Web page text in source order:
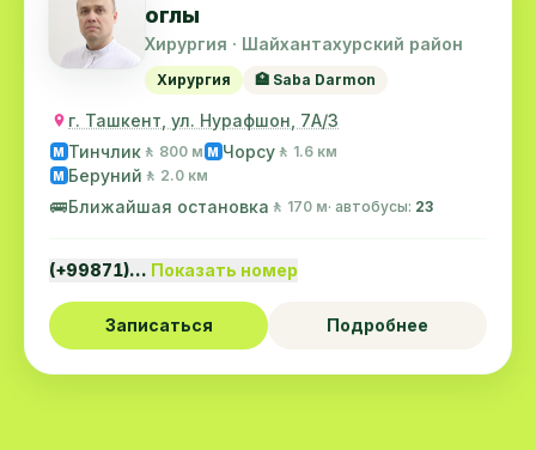
оглы
Хирургия · Шайхантахурский район
Хирургия 🏥 Saba Darmon
г. Ташкент, ул. Нурафшон, 7А/3
M Тинчлик 🚶 800 м M Чорсу 🚶 1.6 км
M Беруний 🚶 2.0 км
🚌Ближайшая остановка 🚶 170 м· автобусы: 23
(+99871)… Показать номер
Записаться Подробнее